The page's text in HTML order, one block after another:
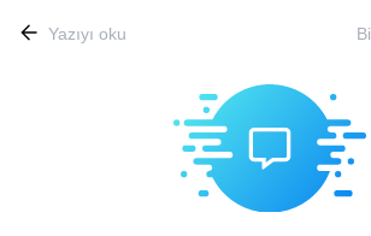
Yazıyı oku